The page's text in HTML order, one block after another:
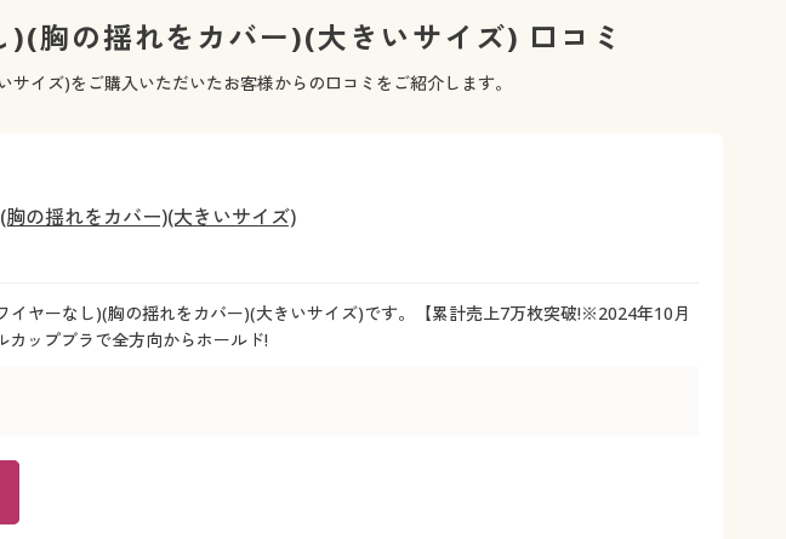
美容・健康・サプリメント
制服・学生服
ジュニア・ティーンズ下着
大きいサイズ レディース服
大きいサイズ レディース下着
シークレットセール
胸の揺れをカバー)(大きいサイズ) 口コミ
イズ)をご購入いただいたお客様からの口コミをご紹介します。
の揺れをカバー)(大きいサイズ)
ヤーなし)(胸の揺れをカバー)(大きいサイズ)です。【累計売上7万枚突破!※2024年10月
ップブラで全方向からホールド!